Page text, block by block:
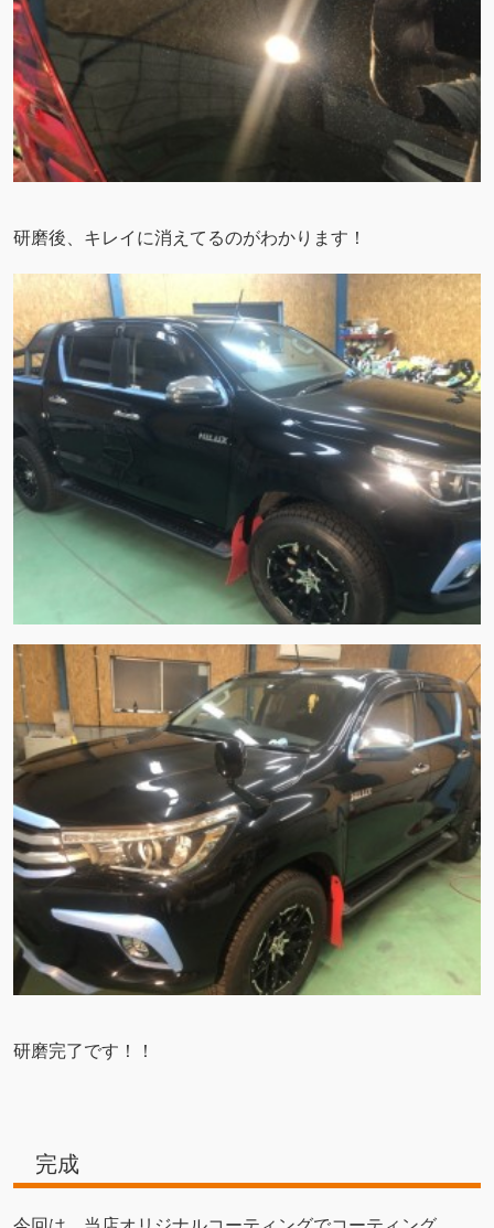
研磨後、キレイに消えてるのがわかります！
研磨完了です！！
完成